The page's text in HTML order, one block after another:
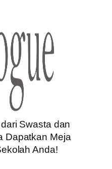
Swasta dan
Dapatkan Meja
Anda!